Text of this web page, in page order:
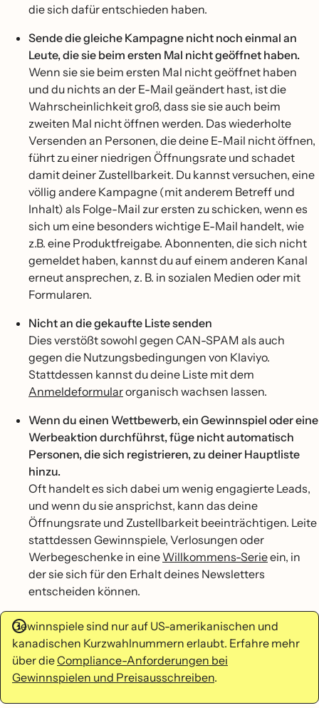
die sich dafür entschieden haben.
Sende die gleiche Kampagne nicht noch einmal an
Leute, die sie beim ersten Mal nicht geöffnet haben.
Wenn sie sie beim ersten Mal nicht geöffnet haben
und du nichts an der E-Mail geändert hast, ist die
Wahrscheinlichkeit groß, dass sie sie auch beim
zweiten Mal nicht öffnen werden. Das wiederholte
Versenden an Personen, die deine E-Mail nicht öffnen,
führt zu einer niedrigen Öffnungsrate und schadet
damit deiner Zustellbarkeit. Du kannst versuchen, eine
völlig andere Kampagne (mit anderem Betreff und
Inhalt) als Folge-Mail zur ersten zu schicken, wenn es
sich um eine besonders wichtige E-Mail handelt, wie
z.B. eine Produktfreigabe. Abonnenten, die sich nicht
gemeldet haben, kannst du auf einem anderen Kanal
erneut ansprechen, z. B. in sozialen Medien oder mit
Formularen.
Nicht an die gekaufte Liste senden
Dies verstößt sowohl gegen CAN-SPAM als auch
gegen die Nutzungsbedingungen von Klaviyo.
Stattdessen kannst du deine Liste mit dem
Anmeldeformularorganisch wachsen lassen.
Wenn du einen Wettbewerb, ein Gewinnspiel oder eine
Werbeaktion durchführst, füge nicht automatisch
Personen, die sich registrieren, zu deiner Hauptliste
hinzu.
Oft handelt es sich dabei um wenig engagierte Leads,
und wenn du sie ansprichst, kann das deine
Öffnungsrate und Zustellbarkeit beeinträchtigen. Leite
stattdessen Gewinnspiele, Verlosungen oder
Werbegeschenke in eine Willkommens-Serieein, in
der sie sich für den Erhalt deines Newsletters
entscheiden können.
Gewinnspiele sind nur auf US-amerikanischen und
kanadischen Kurzwahlnummern erlaubt. Erfahre mehr
über dieCompliance-Anforderungen bei
Gewinnspielen und Preisausschreiben.